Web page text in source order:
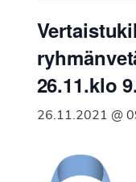
Suomen
Syöpäyhdistyksen
jäsenjärjestö.
26.11.klo
26.11.2021 @